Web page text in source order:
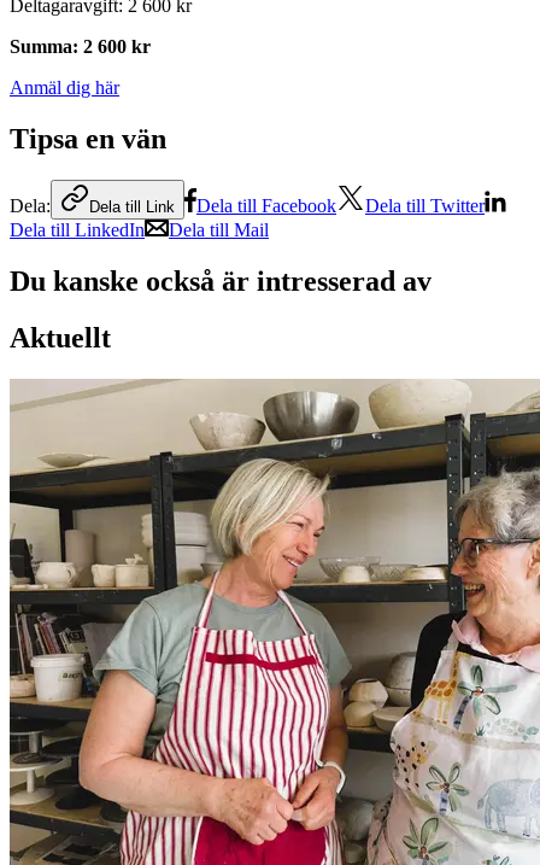
Deltagaravgift: 2 600 kr
Summa: 2 600 kr
Anmäl dig här
Tipsa en vän
Dela: Dela till Link Dela till Facebook
Dela till Twitter
Dela till LinkedIn
Dela till Mail
Du kanske också är intresserad av
Aktuellt